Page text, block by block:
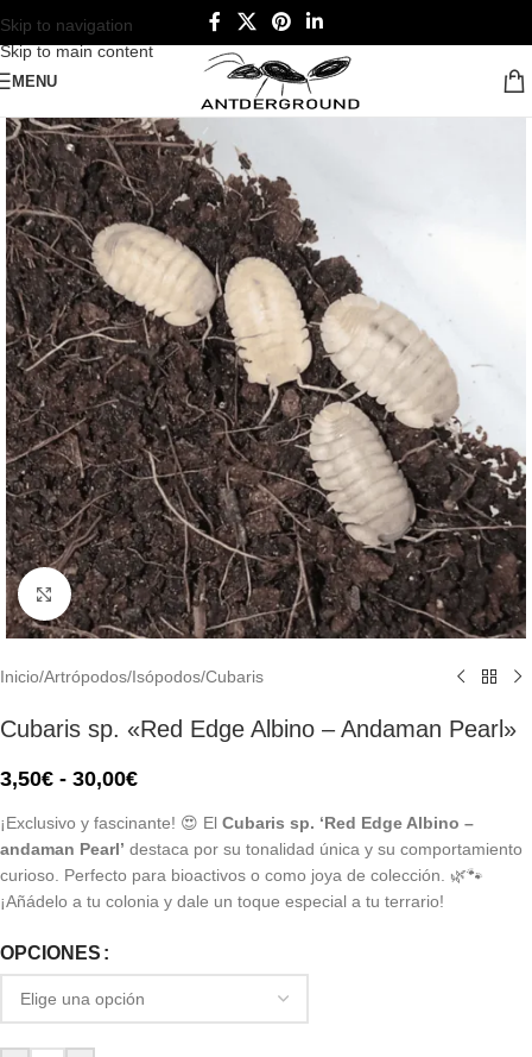
Skip to navigation
Skip to main content
MENU
Click to enlarge
Inicio/Artrópodos/Isópodos/Cubaris
Cubaris sp. «Red Edge Albino – Andaman Pearl»
3,50€ - 30,00€
¡Exclusivo y fascinante! 😍 El Cubaris sp. ‘Red Edge Albino –
andaman Pearl’ destaca por su tonalidad única y su comportamiento
curioso. Perfecto para bioactivos o como joya de colección. 🌿🐾
¡Añádelo a tu colonia y dale un toque especial a tu terrario!
OPCIONES